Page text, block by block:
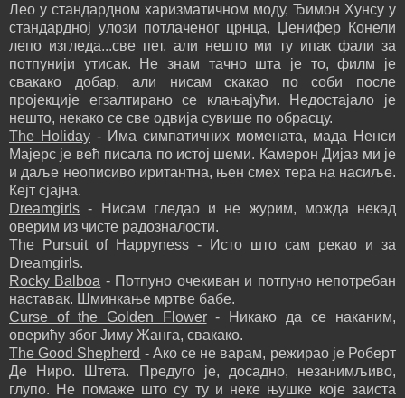
Лео у стандардном харизматичном моду, Ђимон Хунсу у
стандардној улози потлаченог црнца, Џенифер Конели
лепо изгледа...све пет, али нешто ми ту ипак фали за
потпунији утисак. Не знам тачно шта је то, филм је
свакако добар, али нисам скакао по соби после
пројекције егзалтирано се клањајући. Недостајало је
нешто, некако се све одвија сувише по обрасцу.
The Holiday - Има симпатичних момената, мада Ненси
Мајерс је већ писала по истој шеми. Камерон Дијаз ми је
и даље неописиво иритантна, њен смех тера на насиље.
Кејт сјајна.
Dreamgirls - Нисам гледао и не журим, можда некад
оверим из чисте радозналости.
The Pursuit of Happyness - Исто што сам рекао и за
Dreamgirls.
Rocky Balboa - Потпуно очекиван и потпуно непотребан
наставак. Шминкање мртве бабе.
Curse of the Golden Flower- Никако да се наканим,
оверићу због Јиму Жанга, свакако.
The Good Shepherd - Ако се не варам, режирао је Роберт
Де Ниро. Штета. Предуго је, досадно, незанимљиво,
глупо. Не помаже што су ту и неке њушке које заиста